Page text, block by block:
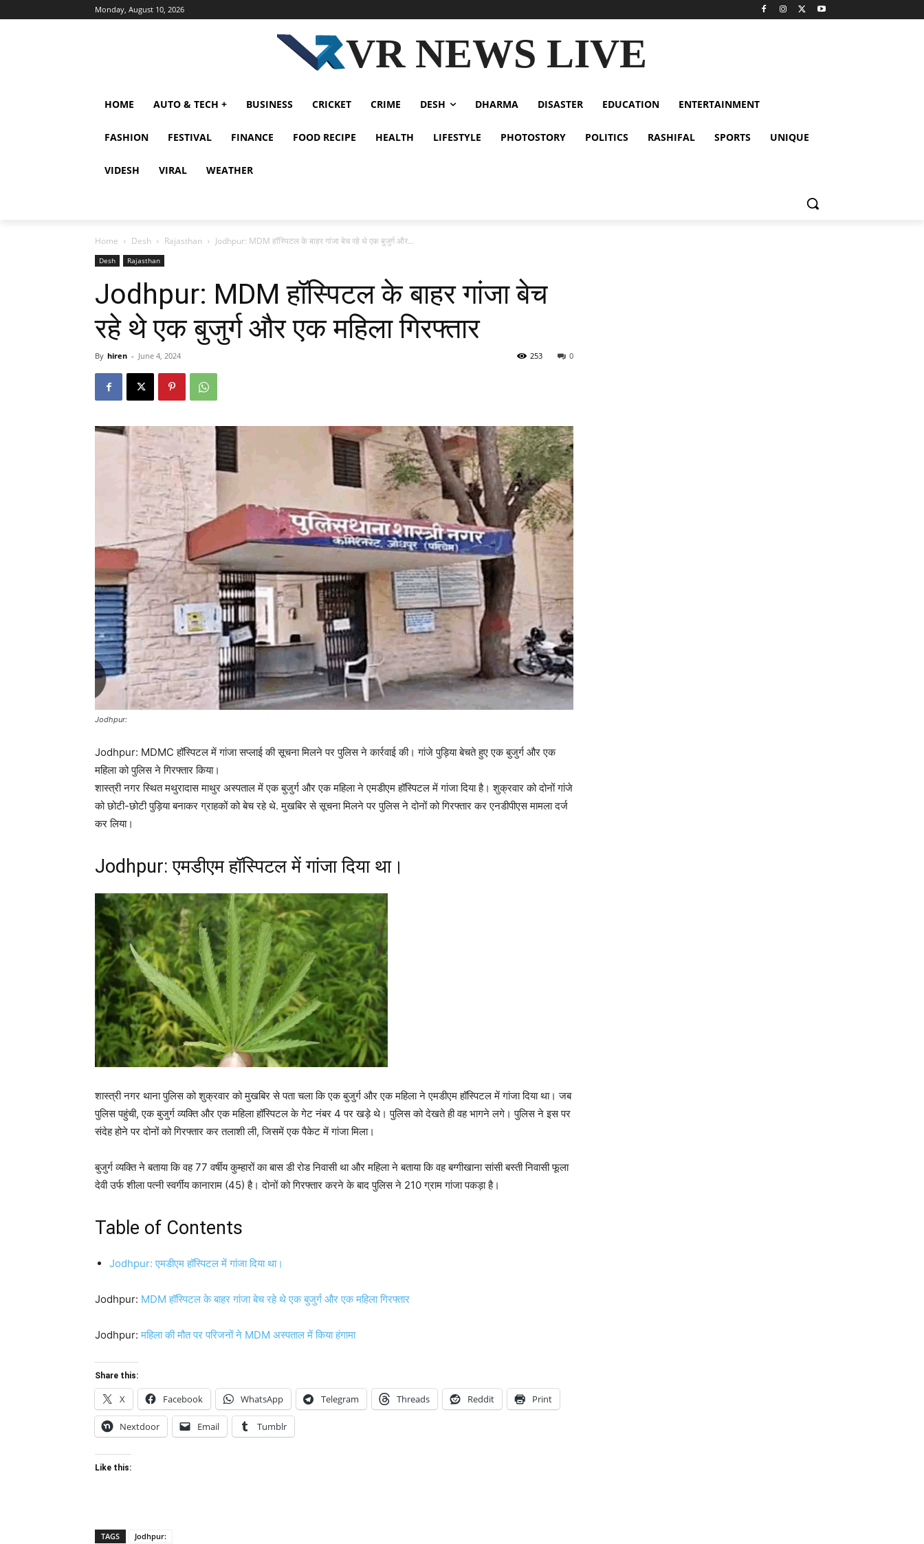
Monday, August 10, 2026
VR NEWS LIVE
HOME AUTO & TECH + BUSINESS CRICKET CRIME DESH DHARMA DISASTER EDUCATION ENTERTAINMENT
FASHION FESTIVAL FINANCE FOOD RECIPE HEALTH LIFESTYLE PHOTOSTORY POLITICS RASHIFAL SPORTS UNIQUE
VIDESH VIRAL WEATHER
Home Desh Rajasthan Jodhpur: MDM हॉस्पिटल के बाहर गांजा बेच रहे थे एक बुजुर्ग और...
Desh Rajasthan
Jodhpur: MDM हॉस्पिटल के बाहर गांजा बेच
रहे थे एक बुजुर्ग और एक महिला गिरफ्तार
By hiren - June 4, 2024 0
253
Jodhpur:
Jodhpur: MDMC हॉस्पिटल में गांजा सप्लाई की सूचना मिलने पर पुलिस ने कार्रवाई की। गांजे पुड़िया बेचते हुए एक बुजुर्ग और एक
महिला को पुलिस ने गिरफ्तार किया।
शास्त्री नगर स्थित मथुरादास माथुर अस्पताल में एक बुजुर्ग और एक महिला ने एमडीएम हॉस्पिटल में गांजा दिया है। शुक्रवार को दोनों गांजे
को छोटी-छोटी पुड़िया बनाकर ग्राहकों को बेच रहे थे. मुखबिर से सूचना मिलने पर पुलिस ने दोनों को गिरफ्तार कर एनडीपीएस मामला दर्ज
कर लिया।
Jodhpur: एमडीएम हॉस्पिटल में गांजा दिया था।
शास्त्री नगर थाना पुलिस को शुक्रवार को मुखबिर से पता चला कि एक बुजुर्ग और एक महिला ने एमडीएम हॉस्पिटल में गांजा दिया था। जब
पुलिस पहुंची, एक बुजुर्ग व्यक्ति और एक महिला हॉस्पिटल के गेट नंबर 4 पर खड़े थे। पुलिस को देखते ही वह भागने लगे। पुलिस ने इस पर
संदेह होने पर दोनों को गिरफ्तार कर तलाशी ली, जिसमें एक पैकेट में गांजा मिला।
बुजुर्ग व्यक्ति ने बताया कि वह 77 वर्षीय कुम्हारों का बास डी रोड निवासी था और महिला ने बताया कि वह बग्गीखाना सांसी बस्ती निवासी फूला
देवी उर्फ शीला पत्नी स्वर्गीय कानाराम (45) है। दोनों को गिरफ्तार करने के बाद पुलिस ने 210 ग्राम गांजा पकड़ा है।
Table of Contents
Jodhpur: एमडीएम हॉस्पिटल में गांजा दिया था।
Jodhpur: MDM हॉस्पिटल के बाहर गांजा बेच रहे थे एक बुजुर्ग और एक महिला गिरफ्तार
Jodhpur:महिला की मौत पर परिजनों ने MDM अस्पताल में किया हंगामा
Share this:
X Facebook WhatsApp Telegram Threads Reddit Print
Nextdoor Email Tumblr
Like this:
TAGS Jodhpur: